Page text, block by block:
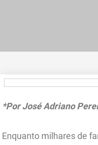
*Por José Adriano
Enquanto milhares de